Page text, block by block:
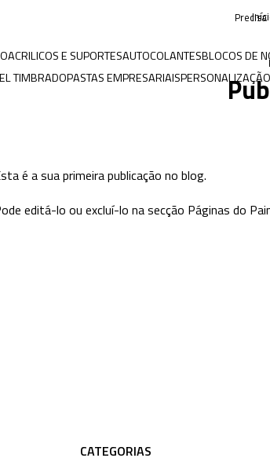
ACRILICOS E SUPORTESAUTOCOLANTESBLOCOS DE
TIMBRADOPASTAS EMPRESARIAISPERSONALIZAÇÃO
é a sua primeira publicação no blog.
editá-lo ou excluí-lo na secção Páginas do
CATEGORIAS